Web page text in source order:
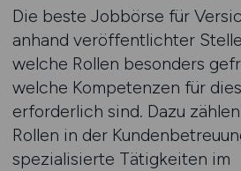
Die beste Jobbörse für
anhand veröffentlichter
welche Rollen besonders
welche Kompetenzen für
erforderlich sind. Dazu
Rollen in der
spezialisierte Tätigkeiten im